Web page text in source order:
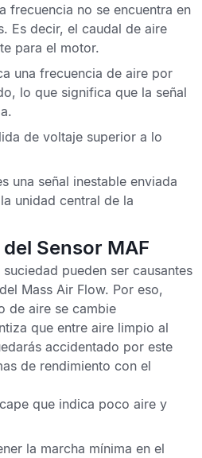
frecuencia no se encuentra en
Es decir, el caudal de aire
para el motor.
una frecuencia de aire por
lo que significa que la señal
de voltaje superior a lo
una señal inestable enviada
unidad central de la
Sensor MAF
pueden ser causantes
Mass Air Flow. Por eso,
de aire se cambie
que entre aire limpio al
accidentado por este
de rendimiento con el
que indica poco aire y
la marcha mínima en el